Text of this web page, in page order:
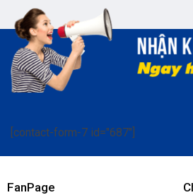
[contact-form-7 id="687"]
FanPage